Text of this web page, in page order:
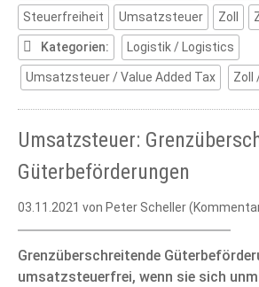
Steuerfreiheit Umsatzsteuer Zoll
Kategorien: Logistik / Logistics
Umsatzsteuer / Value Added Tax Zoll
Umsatzsteuer:
Güterbeförderungen
03.11.2021 von Peter Scheller
Grenzüberschreitende
umsatzsteuerfrei, wenn sie sich